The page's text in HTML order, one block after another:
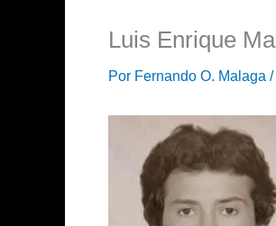
Luis Enrique
Por Fernando O. Malaga /